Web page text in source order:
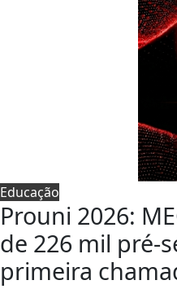
Educação
Prouni 2026:
de 226 mil pré-
primeira